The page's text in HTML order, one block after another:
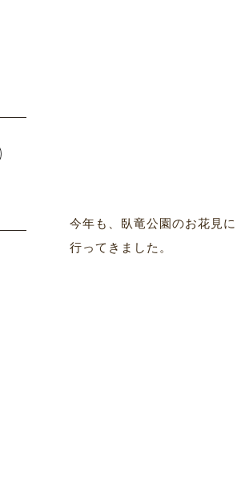
今年も、臥竜公園のお花見に
行ってきました。